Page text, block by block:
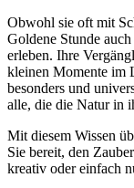
Obwohl sie oft mit
Goldene Stunde
erleben. Ihre
kleinen Momente im
besonders und
alle, die die Natur in
Mit diesem Wissen
Sie bereit, den
kreativ oder einfach